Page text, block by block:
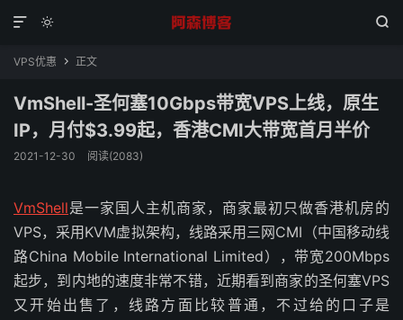
 

VPS优惠  正文
VmShell-圣何塞10Gbps带宽VPS上线，原生
IP，月付$3.99起，香港CMI大带宽首月半价
2021-12-30 阅读(2083)
VmShell是一家国人主机商家，商家最初只做香港机房的
VPS，采用KVM虚拟架构，线路采用三网CMI（中国移动线
路China Mobile International Limited），带宽200Mbps
起步，到内地的速度非常不错，近期看到商家的圣何塞VPS
又开始出售了，线路方面比较普通，不过给的口子是